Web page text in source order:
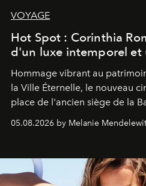
VOYAGE
Hot Spot : Corinthia
d'un luxe intemporel et
Hommage vibrant au
la Ville Éternelle, le nouveau
place de l'ancien siège de la
de vivre Romain dans toute
05.08.2026 by Melanie